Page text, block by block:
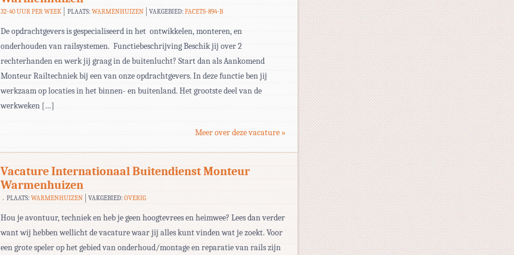
32-40 UUR PER WEEK PLAATS: WARMENHUIZEN VAKGEBIED:FACETS-894-B
De opdrachtgevers is gespecialiseerd in het ontwikkelen, monteren, en
onderhouden van railsystemen. Functiebeschrijving Beschik jij over 2
rechterhanden en werk jij graag in de buitenlucht? Start dan als Aankomend
Monteur Railtechniek bij een van onze opdrachtgevers. In deze functie ben jij
werkzaam op locaties in het binnen- en buitenland. Het grootste deel van de
werkweken […]
Meer over deze vacature »
Vacature Internationaal Buitendienst Monteur
Warmenhuizen
PLAATS: WARMENHUIZEN VAKGEBIED:OVERIG
Hou je avontuur, techniek en heb je geen hoogtevrees en heimwee? Lees dan verder
want wij hebben wellicht de vacature waar jij alles kunt vinden wat je zoekt. Voor
een grote speler op het gebied van onderhoud/montage en reparatie van rails zijn